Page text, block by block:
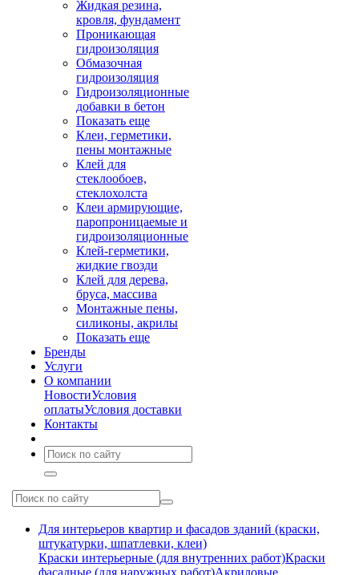
Жидкая резина,
кровля, фундамент
Проникающая
гидроизоляция
Обмазочная
гидроизоляция
Гидроизоляционные
добавки в бетон
Показать еще
Клеи, герметики,
пены монтажные
Клей для
стеклообоев,
стеклохолста
Клеи армирующие,
паропроницаемые и
гидроизоляционные
Клей-герметики,
жидкие гвозди
Клей для дерева,
бруса, массива
Монтажные пены,
силиконы, акрилы
Показать еще
Бренды
Услуги
О компании
НовостиУсловия
оплатыУсловия доставки
Контакты
Для интерьеров квартир и фасадов зданий (краски,
штукатурки, шпатлевки, клеи)
Краски интерьерные (для внутренних работ)Краски
фасадные (для наружных работ)Акриловые